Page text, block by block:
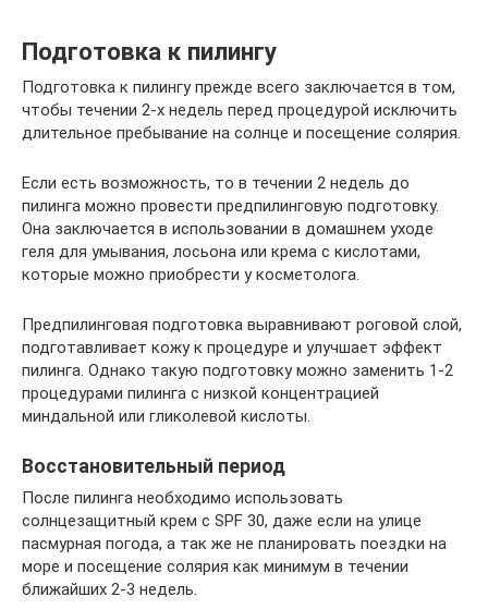
Подготовка к пилингу
Подготовка к пилингу прежде всего заключается в том,
чтобы течении 2-х недель перед процедурой исключить
длительное пребывание на солнце и посещение солярия.
Если есть возможность, то в течении 2 недель до
пилинга можно провести предпилинговую подготовку.
Она заключается в использовании в домашнем уходе
геля для умывания, лосьона или крема с кислотами,
которые можно приобрести у косметолога.
Предпилинговая подготовка выравнивают роговой слой,
подготавливает кожу к процедуре и улучшает эффект
пилинга. Однако такую подготовку можно заменить 1-2
процедурами пилинга с низкой концентрацией
миндальной или гликолевой кислоты.
Восстановительный период
После пилинга необходимо использовать
солнцезащитный крем с SPF 30, даже если на улице
пасмурная погода, а так же не планировать поездки на
море и посещение солярия как минимум в течении
ближайших 2-3 недель.